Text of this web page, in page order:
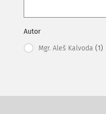
Autor
Mgr. Aleš Kalvoda (1)